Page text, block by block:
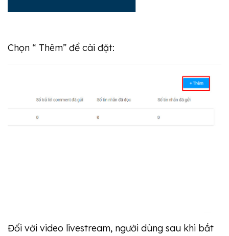
Chọn “ Thêm” để cài đặt:
Đối với video livestream, người dùng sau khi bắt